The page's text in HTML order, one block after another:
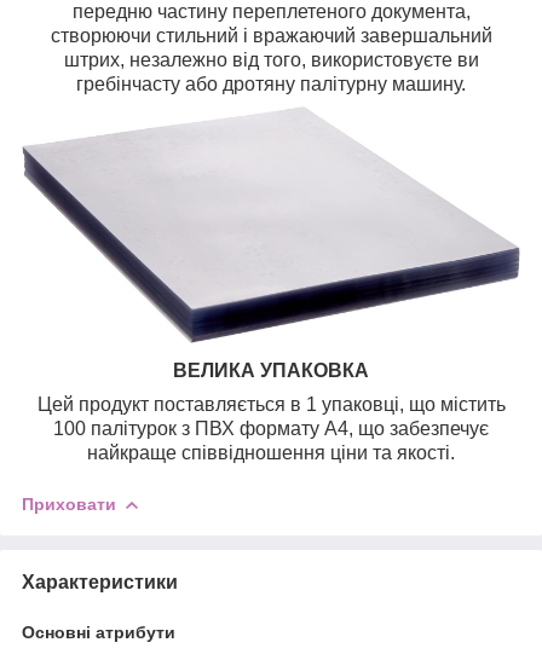
передню частину переплетеного документа,
створюючи стильний і вражаючий завершальний
штрих, незалежно від того, використовуєте ви
гребінчасту або дротяну палітурну машину.
ВЕЛИКА УПАКОВКА
Цей продукт поставляється в 1 упаковці, що містить
100 палітурок з ПВХ формату А4, що забезпечує
найкраще співвідношення ціни та якості.
Приховати
Характеристики
Основні атрибути